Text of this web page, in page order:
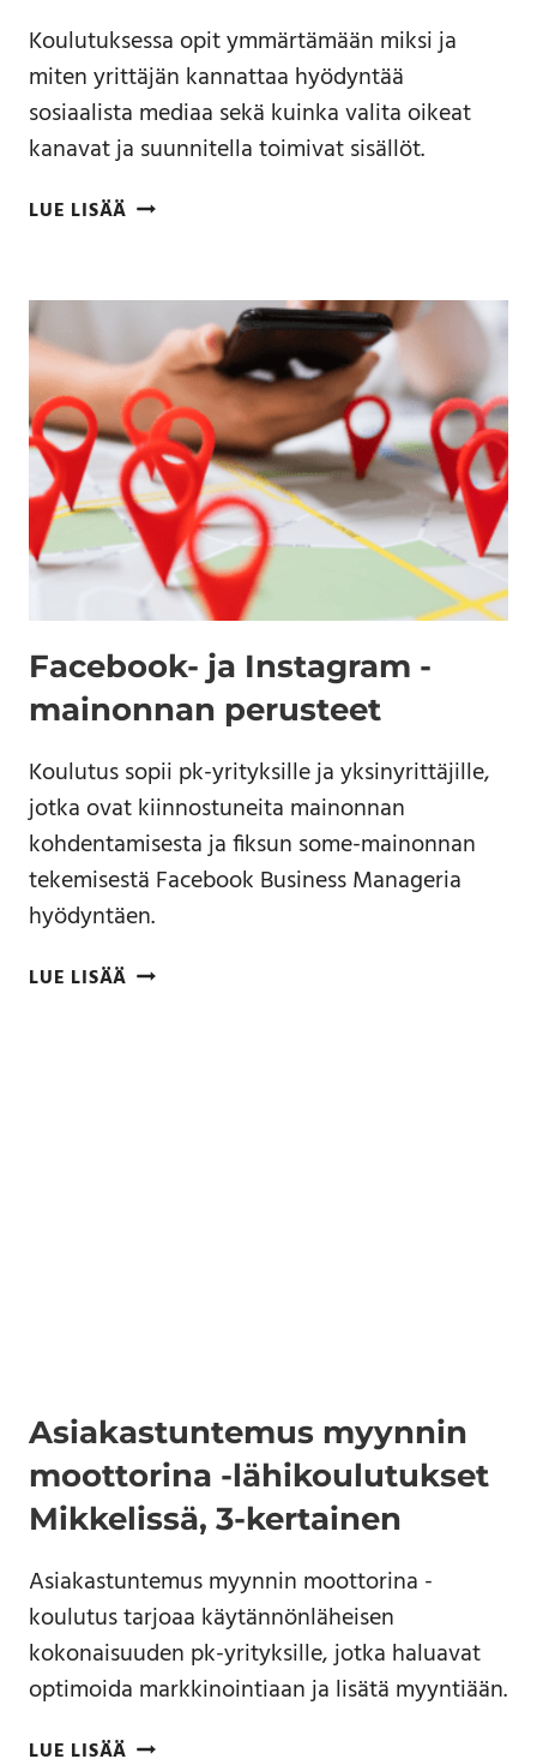
Koulutuksessa opit ymmärtämään miksi ja
miten yrittäjän kannattaa hyödyntää
sosiaalista mediaa sekä kuinka valita oikeat
kanavat ja suunnitella toimivat sisällöt.
LUE LISÄÄ
Facebook- ja Instagram -
mainonnan perusteet
Koulutus sopii pk-yrityksille ja yksinyrittäjille,
jotka ovat kiinnostuneita mainonnan
kohdentamisesta ja fiksun some-mainonnan
tekemisestä Facebook Business Manageria
hyödyntäen.
LUE LISÄÄ
Asiakastuntemus myynnin
moottorina -lähikoulutukset
Mikkelissä, 3-kertainen
Asiakastuntemus myynnin moottorina -
koulutus tarjoaa käytännönläheisen
kokonaisuuden pk-yrityksille, jotka haluavat
optimoida markkinointiaan ja lisätä myyntiään.
LUE LISÄÄ